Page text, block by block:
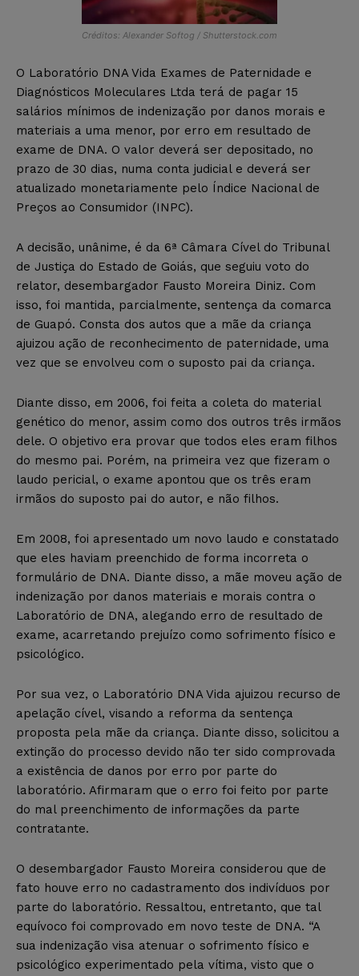
Créditos: Alexander Softog / Shutterstock.com
O Laboratório DNA Vida Exames de Paternidade e
Diagnósticos Moleculares Ltda terá de pagar 15
salários mínimos de indenização por danos morais e
materiais a uma menor, por erro em resultado de
exame de DNA. O valor deverá ser depositado, no
prazo de 30 dias, numa conta judicial e deverá ser
atualizado monetariamente pelo Índice Nacional de
Preços ao Consumidor (INPC).
A decisão, unânime, é da 6ª Câmara Cível do Tribunal
de Justiça do Estado de Goiás, que seguiu voto do
relator, desembargador Fausto Moreira Diniz. Com
isso, foi mantida, parcialmente, sentença da comarca
de Guapó. Consta dos autos que a mãe da criança
ajuizou ação de reconhecimento de paternidade, uma
vez que se envolveu com o suposto pai da criança.
Diante disso, em 2006, foi feita a coleta do material
genético do menor, assim como dos outros três irmãos
dele. O objetivo era provar que todos eles eram filhos
do mesmo pai. Porém, na primeira vez que fizeram o
laudo pericial, o exame apontou que os três eram
irmãos do suposto pai do autor, e não filhos.
Em 2008, foi apresentado um novo laudo e constatado
que eles haviam preenchido de forma incorreta o
formulário de DNA. Diante disso, a mãe moveu ação de
indenização por danos materiais e morais contra o
Laboratório de DNA, alegando erro de resultado de
exame, acarretando prejuízo como sofrimento físico e
psicológico.
Por sua vez, o Laboratório DNA Vida ajuizou recurso de
apelação cível, visando a reforma da sentença
proposta pela mãe da criança. Diante disso, solicitou a
extinção do processo devido não ter sido comprovada
a existência de danos por erro por parte do
laboratório. Afirmaram que o erro foi feito por parte
do mal preenchimento de informações da parte
contratante.
O desembargador Fausto Moreira considerou que de
fato houve erro no cadastramento dos indivíduos por
parte do laboratório. Ressaltou, entretanto, que tal
equívoco foi comprovado em novo teste de DNA. “A
sua indenização visa atenuar o sofrimento físico e
psicológico experimentado pela vítima, visto que o